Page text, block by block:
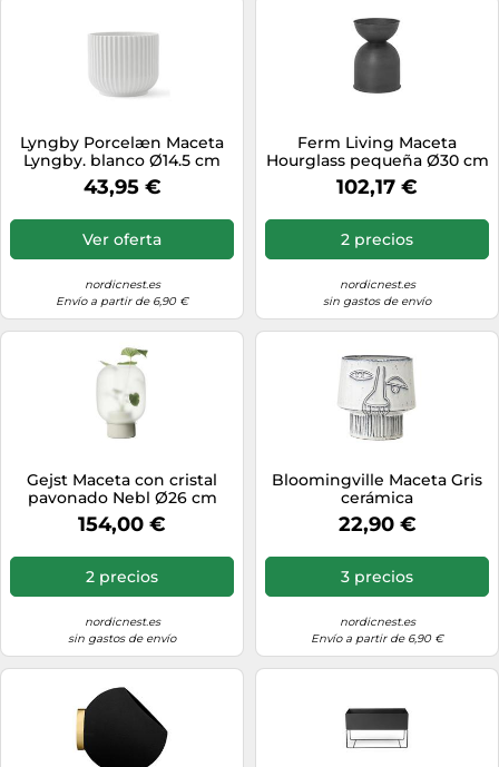
Lyngby Porcelæn Maceta
Lyngby. blanco Ø14.5 cm
43,95 €
Ver oferta
nordicnest.es
Envío a partir de 6,90 €
Ferm Living Maceta
Hourglass pequeña Ø30 cm
negro-gris oscuro
102,17 €
2 precios
nordicnest.es
sin gastos de envío
Gejst Maceta con cristal
pavonado Nebl Ø26 cm
Gris
154,00 €
2 precios
nordicnest.es
sin gastos de envío
Bloomingville Maceta Gris
cerámica
22,90 €
3 precios
nordicnest.es
Envío a partir de 6,90 €